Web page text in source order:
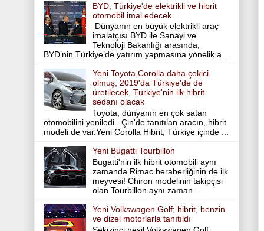
BYD, Türkiye'de elektrikli ve hibrit
otomobil imal edecek
Dünyanın en büyük elektrikli araç
imalatçısı BYD ile Sanayi ve
Teknoloji Bakanlığı arasında,
BYD’nin Türkiye’de yatırım yapmasına yönelik a...
Yeni Toyota Corolla daha çekici
olmuş, 2019'da Türkiye'de de
üretilecek, Türkiye'nin ilk hibrit
sedanı olacak
Toyota, dünyanın en çok satan
otomobilini yeniledi.. Çin'de tanıtılan aracın, hibrit
modeli de var.Yeni Corolla Hibrit, Türkiye içinde ...
Yeni Bugatti Tourbillon
Bugatti'nin ilk hibrit otomobili aynı
zamanda Rimac beraberliğinin de ilk
meyvesi! Chiron modelinin takipçisi
olan Tourbillon aynı zaman...
Yeni Volkswagen Golf; hibrit, benzin
ve dizel motorlarla tanıtıldı